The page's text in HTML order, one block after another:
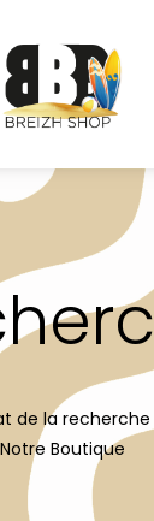
de la recherche
Notre Boutique